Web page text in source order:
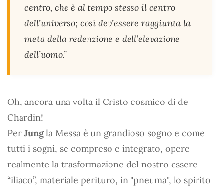
centro, che è al tempo stesso il centro
dell’universo; così dev’essere raggiunta la
meta della redenzione e dell’elevazione
dell’uomo.”
Oh, ancora una volta il Cristo cosmico di de
Chardin!
Per Jungla Messa è un grandioso sogno e come
tutti i sogni, se compreso e integrato, opere
realmente la trasformazione del nostro essere
“iliaco”, materiale perituro, in "pneuma", lo spirito